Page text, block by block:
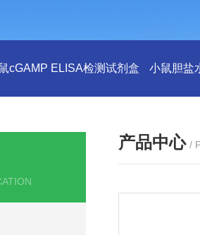
cGAMP ELISA检测试剂盒 小鼠胆盐
产品中心 /